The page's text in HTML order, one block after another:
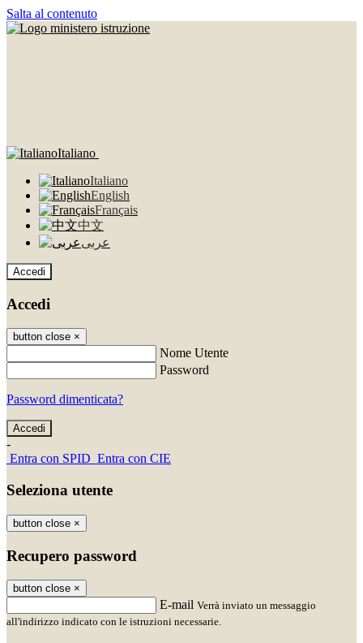
Salta al contenuto
Italiano
Italiano
English
Français
中文
عربى
Accedi
Accedi
button close ×
Nome Utente
Password
Password dimenticata?
-
Entra con SPID Entra con CIE
Seleziona utente
button close ×
Recupero password
button close ×
E-mail Verrà inviato un messaggio
all'indirizzo indicato con le istruzioni necessarie.